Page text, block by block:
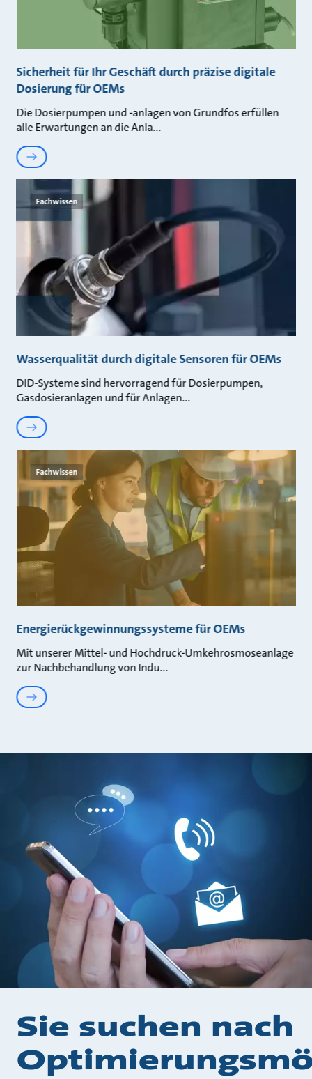
Sicherheit für Ihr Geschäft durch präzise digitale
Dosierung für OEMs
Die Dosierpumpen und -anlagen von Grundfos erfüllen
alle Erwartungen an die Anla
Fachwissen
Wasserqualität durch digitale Sensoren für OEMs
DID-Systeme sind hervorragend für Dosierpumpen,
Gasdosieranlagen und für Anlagen
Fachwissen
Energierückgewinnungssysteme für OEMs
Mit unserer Mittel- und Hochdruck-Umkehrosmoseanlage
zur Nachbehandlung von Indu
Sie suchen nach